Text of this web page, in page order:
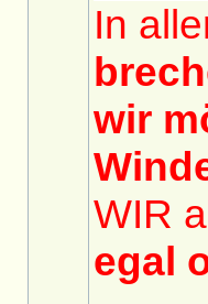
In
wir
WIR
egal